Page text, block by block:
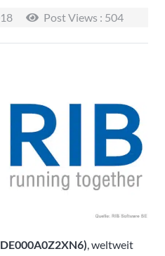
Post Views : 504
, weltweit